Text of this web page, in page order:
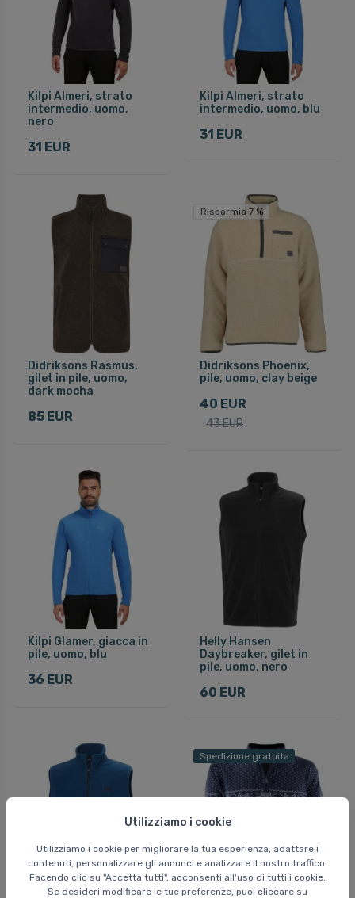
Utilizziamo i cookie
Utilizziamo i cookie per migliorare la tua esperienza, adattare i
contenuti, personalizzare gli annunci e analizzare il nostro traffico.
Facendo clic su "Accetta tutti", acconsenti all'uso di tutti i cookie.
Se desideri modificare le tue preferenze, puoi cliccare su
Kilpi Almeri, strato
intermedio, uomo,
nero
31 EUR
Kilpi Almeri, strato
intermedio, uomo, blu
31 EUR
Didriksons Rasmus,
gilet in pile, uomo,
dark mocha
85 EUR
Risparmia 7 %
Didriksons Phoenix,
pile, uomo, clay beige
40 EUR
43 EUR
Kilpi Glamer, giacca in
pile, uomo, blu
36 EUR
Helly Hansen
Daybreaker, gilet in
pile, uomo, nero
60 EUR
Spedizione gratuita